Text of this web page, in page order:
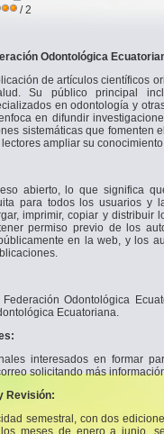
/ 2
Odontológica
de artículos científicos
Su público principal
en odontología y
en difundir
sistemáticas que fomenten
ampliar su
abierto, lo que significa
para todos los usuarios y
imprimir, copiar y distribuir
permiso previo de los
en la web, y los
Odontológica
Ecuatoriana.
interesados en formar
solicitando más
Revisión:
semestral, con dos
meses de enero a junio,